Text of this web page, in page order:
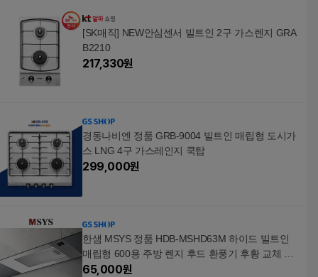
[SK매직] NEW안심센서 빌트인 2구 가스렌지 GRA
B2210
217,330원
경동나비엔 정품 GRB-9004 빌트인 매립형 도시가
스 LNG 4구 가스레인지 쿡탑
299,000원
한샘 MSYS 정품 HDB-MSHD63M 하이드 빌트인
매립형 600용 주방 렌지 후드 환풍기 후황 교체 전
국설치
65,000원